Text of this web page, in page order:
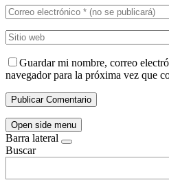
Guardar mi nombre, correo
navegador para la próxima vez que
Open side menu
Barra lateral
Buscar